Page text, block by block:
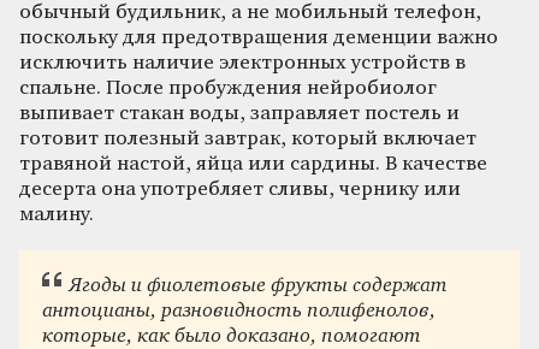
обычный будильник, а не мобильный телефон,
поскольку для предотвращения деменции важно
исключить наличие электронных устройств в
спальне. После пробуждения нейробиолог
выпивает стакан воды, заправляет постель и
готовит полезный завтрак, который включает
травяной настой, яйца или сардины. В качестве
десерта она употребляет сливы, чернику или
малину.
Ягоды и фиолетовые фрукты содержат
антоцианы, разновидность полифенолов,
которые, как было доказано, помогают